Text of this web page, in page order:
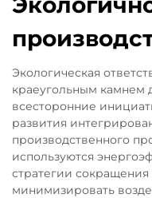
Экологическая
краеугольным камнем
всесторонние
развития
производственного
используются
стратегии
минимизировать